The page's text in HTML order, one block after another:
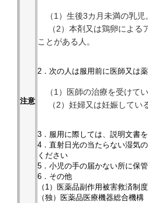
注意
（1）生後3カ月未満の乳児。
（2）本剤又は鶏卵による
ことがある人。
2．次の人は服用前に医師又は
（1）医師の治療を受けてい
（2）妊婦又は妊娠してい
3．服用に際しては、説明文書
4．直射日光の当たらない湿気
ください
5．小児の手の届かない所に保
6．その他
（1）医薬品副作用被害救済制
（独）医薬品医療機器総合機構